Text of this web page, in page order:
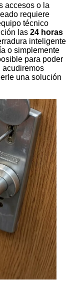
accesos o la
requiere
técnico
las24 horas
inteligente
o simplemente
para poder
acudiremos
una solución